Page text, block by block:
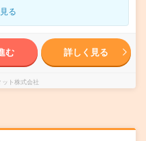
る
む 詳しく見る
ット株式会社